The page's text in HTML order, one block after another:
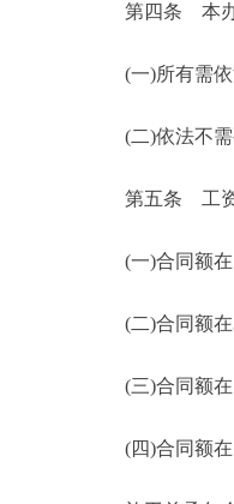
第四条 本办法
(一)所有需依
(二)依法不需要
第五条 工资保
(一)合同额在1
(二)合同额在
(三)合同额在
(四)合同额在